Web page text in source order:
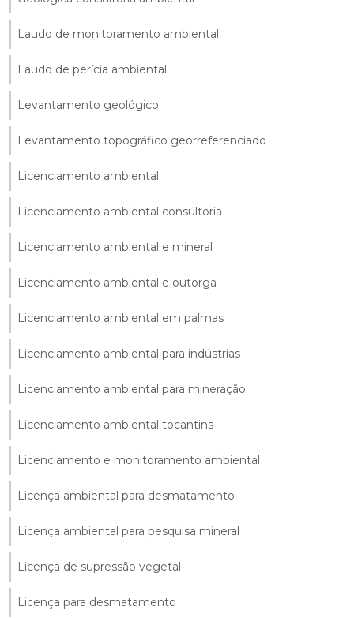
Laudo de monitoramento ambiental
Laudo de perícia ambiental
Levantamento geológico
Levantamento topográfico georreferenciado
Licenciamento ambiental
Licenciamento ambiental consultoria
Licenciamento ambiental e mineral
Licenciamento ambiental e outorga
Licenciamento ambiental em palmas
Licenciamento ambiental para indústrias
Licenciamento ambiental para mineração
Licenciamento ambiental tocantins
Licenciamento e monitoramento ambiental
Licença ambiental para desmatamento
Licença ambiental para pesquisa mineral
Licença de supressão vegetal
Licença para desmatamento